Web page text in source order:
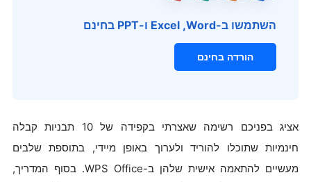
השתמשו ב-Word, ‏Excel ו-PPT בחינם
הורדה בחינם
אציג בפניכם רשימה שאצרתי בקפידה של 10 תבניות קבלה
חינמיות שתוכלו להוריד ולערוך באופן מיידי, בתוספת שלבים
מעשיים להתאמה אישית שלהן ב-WPS Office. בסוף המדריך,